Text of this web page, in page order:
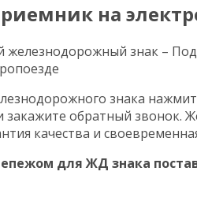
на
железнодорожный знак –
знака
закажите обратный звонок.
качества и
для ЖД знака